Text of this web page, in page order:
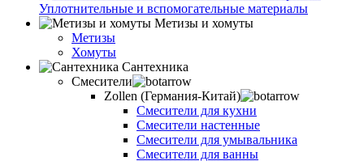
Уплотнительные и вспомогательные материалы
Метизы и хомуты
Метизы
Хомуты
Сантехника
Смесители
Zollen (Германия-Китай)
Смесители для кухни
Смесители настенные
Смесители для умывальника
Смесители для ванны